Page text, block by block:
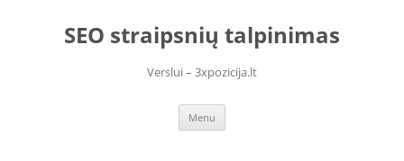
contentSEO straipsnių talpinimas
Verslui – 3xpozicija.lt
Menu